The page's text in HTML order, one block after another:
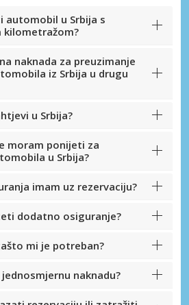
putem eLinka
automobil u Srbija s
kilometražom?
naknada za preuzimanje
iz Srbija u drugu
u Srbija?
moram ponijeti za
u Srbija?
imam uz rezervaciju?
dodatno osiguranje?
mi je potreban?
naknadu?